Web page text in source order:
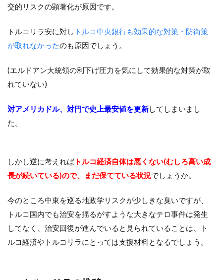
交的リスクの顕著化が原因です。
トルコリラ安に対し トルコ中央銀行も効果的な対策・防衛策
が取れなかったのも原因でしょう。
(エルドアン大統領の利下げ圧力を気にして効果的な対策が取
れていない)
対アメリカドル、対円で史上最安値を更新してしまいまし
た。
しかし逆に考えればトルコ経済自体は悪くない(むしろ高い成
長が続いている)ので、まだ保てている状況でしょうか。
今のところ中東を巡る地政学リスクが少しきな臭いですが、
トルコ国内でも治安を揺るがすような大きなテロ事件は発生
してなく、治安回復が進んでいると見られていることは、ト
ルコ経済やトルコリラにとっては支援材料となるでしょう。